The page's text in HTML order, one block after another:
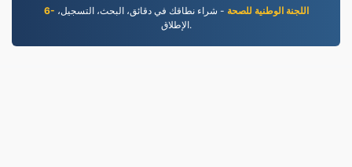
6- اللجنة الوطنية للصحة - شراء نطاقك في دقائق، البحث، التسجيل،
الإطلاق.